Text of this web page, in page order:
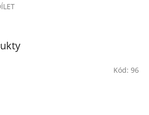
Kód: 96